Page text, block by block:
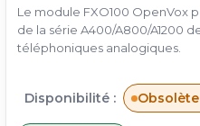
Le module FXO100 OpenVox
de la série A400/A800/A1200
téléphoniques analogiques.
Disponibilité :